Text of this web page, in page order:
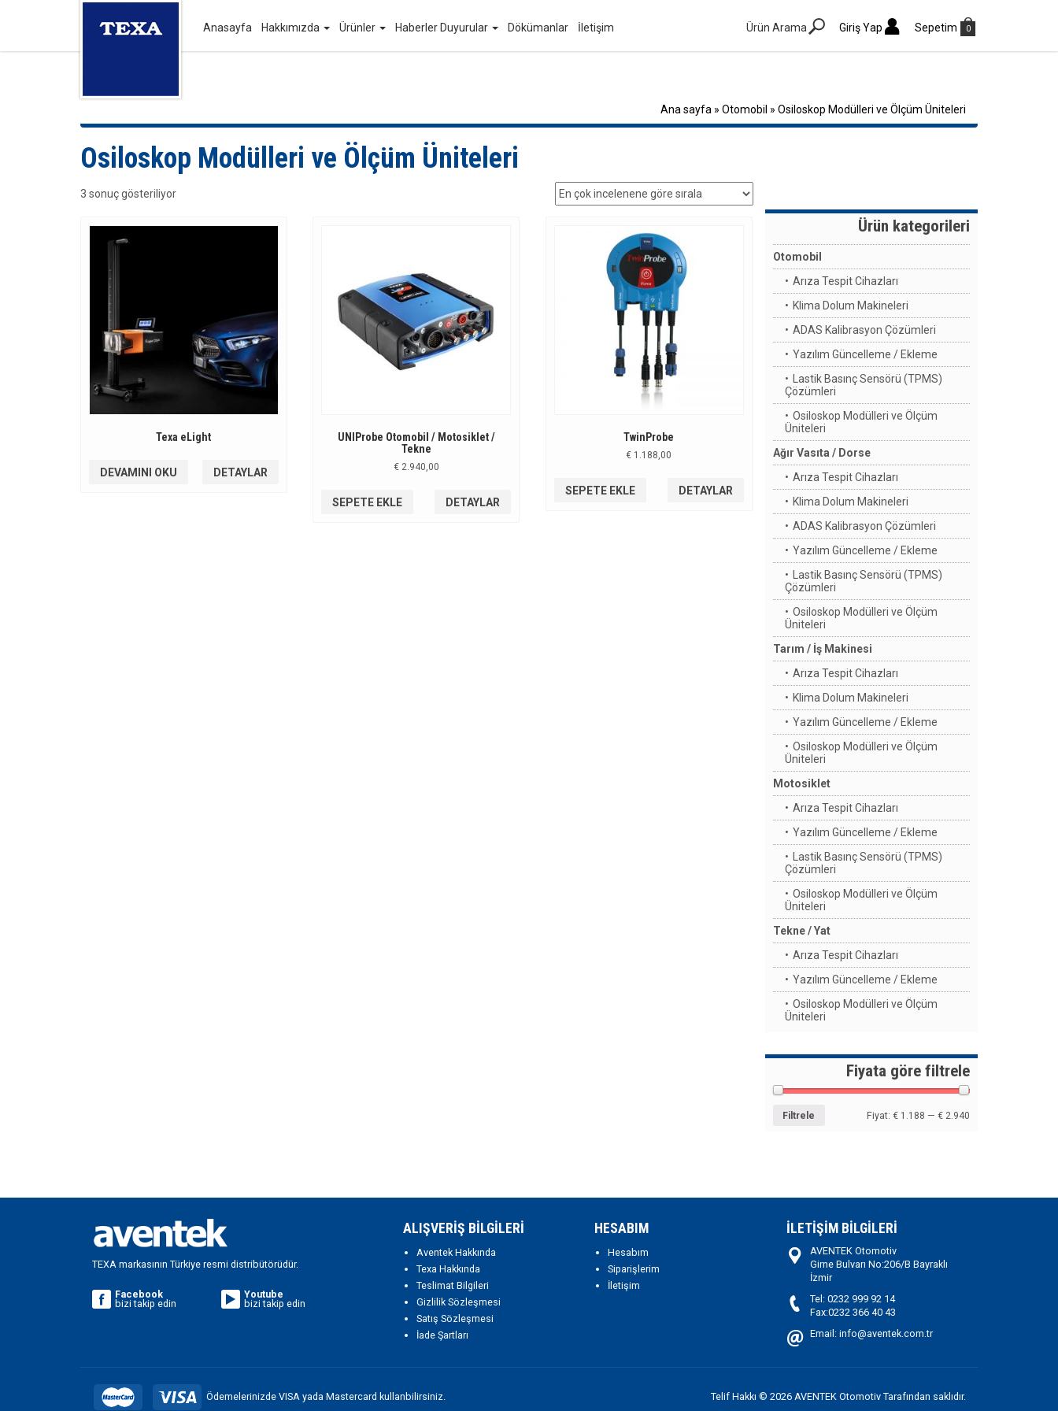
Anasayfa Hakkımızda Ürünler Haberler Duyurular Dökümanlar İletişim Sepetim 0
Giriş Yap
Ürün Arama
Ana sayfa » Otomobil » Osiloskop Modülleri ve Ölçüm Üniteleri
Osiloskop Modülleri ve Ölçüm Üniteleri
3 sonuç gösteriliyor
Texa eLight
DEVAMINI OKU DETAYLAR
UNIProbe Otomobil / Motosiklet /
Tekne
€2.940,00
SEPETE EKLE DETAYLAR
TwinProbe
€ 1.188,00
SEPETE EKLE DETAYLAR
Ürün kategorileri
Otomobil
Arıza Tespit Cihazları
Klima Dolum Makineleri
ADAS Kalibrasyon Çözümleri
Yazılım Güncelleme / Ekleme
Lastik Basınç Sensörü (TPMS)
Çözümleri
Osiloskop Modülleri ve Ölçüm
Üniteleri
Ağır Vasıta / Dorse
Arıza Tespit Cihazları
Klima Dolum Makineleri
ADAS Kalibrasyon Çözümleri
Yazılım Güncelleme / Ekleme
Lastik Basınç Sensörü (TPMS)
Çözümleri
Osiloskop Modülleri ve Ölçüm
Üniteleri
Tarım / İş Makinesi
Arıza Tespit Cihazları
Klima Dolum Makineleri
Yazılım Güncelleme / Ekleme
Osiloskop Modülleri ve Ölçüm
Üniteleri
Motosiklet
Arıza Tespit Cihazları
Yazılım Güncelleme / Ekleme
Lastik Basınç Sensörü (TPMS)
Çözümleri
Osiloskop Modülleri ve Ölçüm
Üniteleri
Tekne / Yat
Arıza Tespit Cihazları
Yazılım Güncelleme / Ekleme
Osiloskop Modülleri ve Ölçüm
Üniteleri
Fiyata göre filtrele
Filtrele Fiyat: € 1.188 — € 2.940
TEXA markasının Türkiye resmi distribütörüdür.
Facebook
bizi takip edin
Youtube
bizi takip edin
ALIŞVERİŞ BİLGİLERİ
Aventek Hakkında
Texa Hakkında
Teslimat Bilgileri
Gizlilik Sözleşmesi
Satış Sözleşmesi
İade Şartları
HESABIM
Hesabım
Siparişlerim
İletişim
İLETİŞİM BİLGİLERİ
AVENTEK Otomotiv
Girne Bulvarı No:206/B Bayraklı
İzmir
Tel: 0232 999 92 14
Fax:0232 366 40 43
Email: info@aventek.com.tr
Ödemelerinizde VISA yada Mastercard kullanbilirsiniz. Telif Hakkı © 2026 AVENTEK Otomotiv Tarafından saklıdır.